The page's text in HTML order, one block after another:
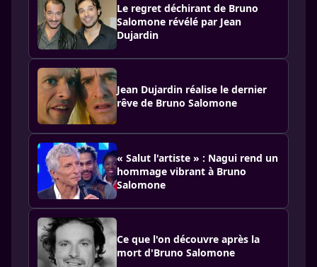
Le regret déchirant de Bruno
Salomone révélé par Jean
Dujardin
Jean Dujardin réalise le dernier
rêve de Bruno Salomone
« Salut l'artiste » : Nagui rend un
hommage vibrant à Bruno
Salomone
Ce que l'on découvre après la
mort d'Bruno Salomone